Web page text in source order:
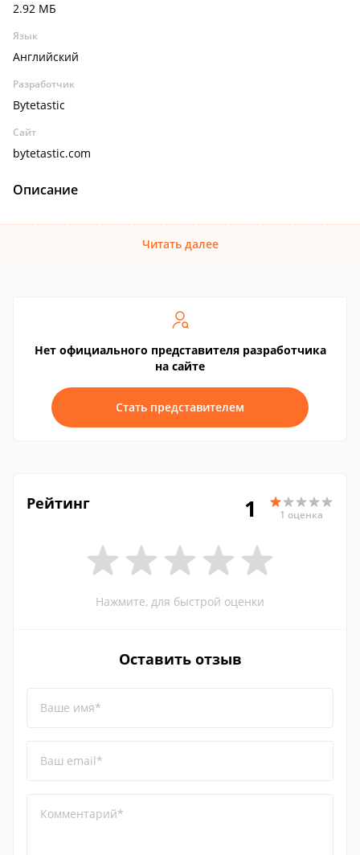
2.92 МБ
Язык
Английский
Разработчик
Bytetastic
Сайт
bytetastic.com
Описание
Читать далее
Нет официального представителя разработчика
на сайте
Стать представителем
Рейтинг 1 1 оценка
Нажмите, для быстрой оценки
Оставить отзыв
Ваше имя*
Ваш email*
Комментарий*